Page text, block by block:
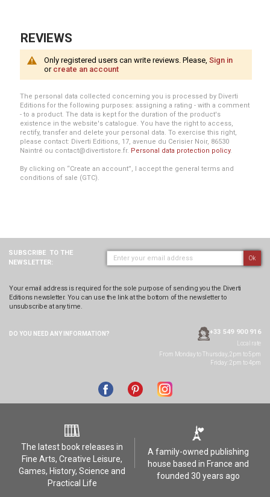
REVIEWS
Only registered users can write reviews. Please, Sign in
or create an account
The personal data collected concerning you is processed by Diverti
Editions for the following purposes: assigning a rating - with a comment
- to a product. The data is kept for the duration of the product's
existence in the website's catalogue. You have the right to access,
rectify, transfer and delete your personal data. To exercise this right,
please contact: Diverti Editions, 17, avenue du Cerisier Noir, 86530
Naintré ou contact@divertistore.fr. Personal data protection policy.
By clicking on “Create an account”, I accept the general terms and
conditions of sale (GTC).
SUBSCRIBE TO THE
NEWSLETTER:
Ok
Your email address is required for the sole purpose of sending you the Diverti
Editions newsletter. You can use the link at the bottom of the newsletter to
unsubscribe at any time.
DO YOU NEED ANY INFORMATION? +33 549 900 916
Local rate
From Monday to Thursday, 2pm to 5pm
Friday: 2pm to 4pm
The latest book releases in
Fine Arts, Creative Leisure,
Games, History, Science and
Practical Life
A family-owned publishing
house based in France and
founded 30 years ago